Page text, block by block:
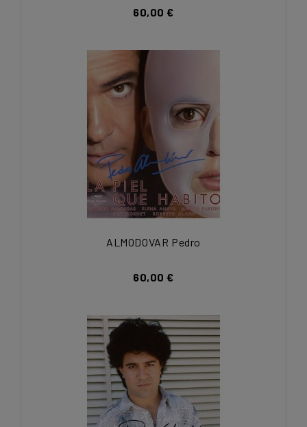
60,00 €
ALMODOVAR Pedro
60,00 €